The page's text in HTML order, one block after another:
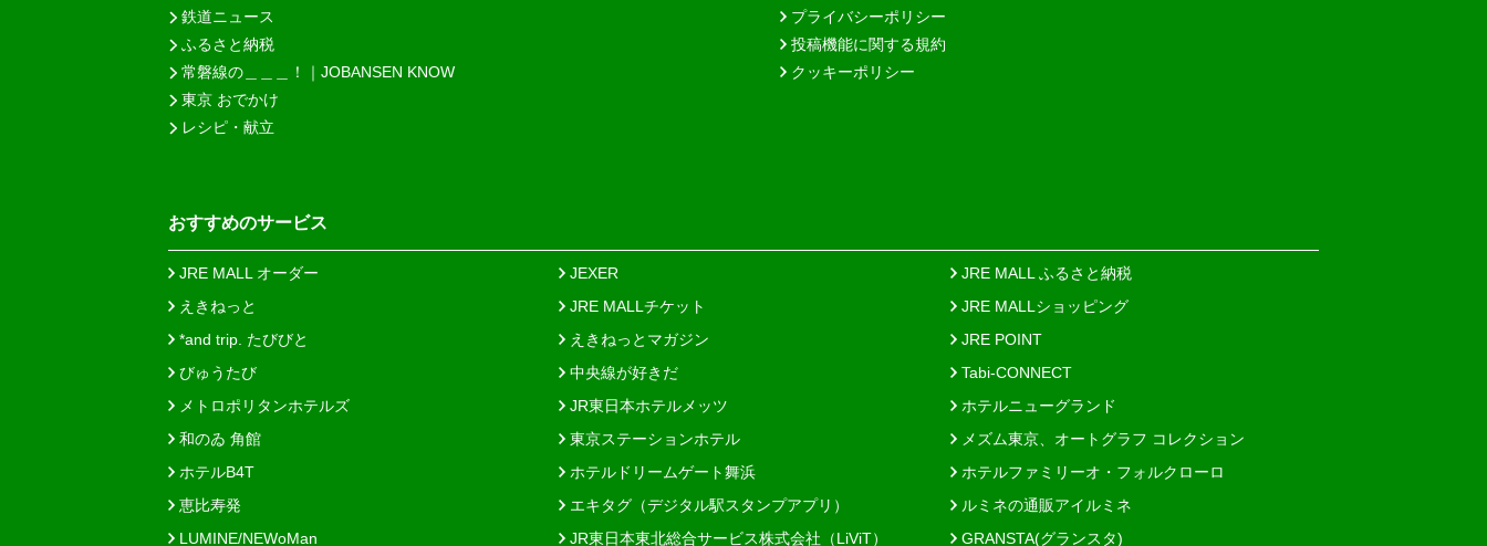
鉄道ニュース
ふるさと納税
常磐線の＿＿＿！｜JOBANSEN KNOW
東京 おでかけ
レシピ・献立
プライバシーポリシー
投稿機能に関する規約
クッキーポリシー
おすすめのサービス
JRE MALL オーダー JEXER
JRE MALL ふるさと納税
えきねっと
JRE MALLチケット
JRE MALLショッピング
*and trip. たびびと
えきねっとマガジン
JRE POINT
びゅうたび
中央線が好きだ
Tabi-CONNECT
メトロポリタンホテルズ
JR東日本ホテルメッツ
ホテルニューグランド
和のゐ 角館
東京ステーションホテル
メズム東京、オートグラフ コレクション
ホテルB4T
ホテルドリームゲート舞浜
ホテルファミリーオ・フォルクローロ
恵比寿発
エキタグ（デジタル駅スタンプアプリ）
ルミネの通販アイルミネ
LUMINE/NEWoMan
JR東日本東北総合サービス株式会社（LiViT） GRANSTA(グランスタ)